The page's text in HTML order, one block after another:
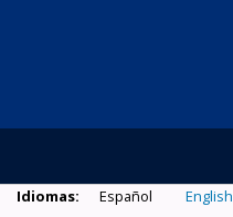
Idiomas: Español English